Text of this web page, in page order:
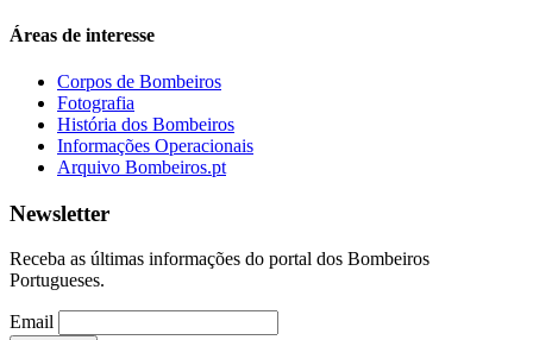
Áreas de interesse
Corpos de Bombeiros
Fotografia
História dos Bombeiros
Informações Operacionais
Arquivo Bombeiros.pt
Newsletter
Receba as últimas informações do portal dos Bombeiros
Portugueses.
Email